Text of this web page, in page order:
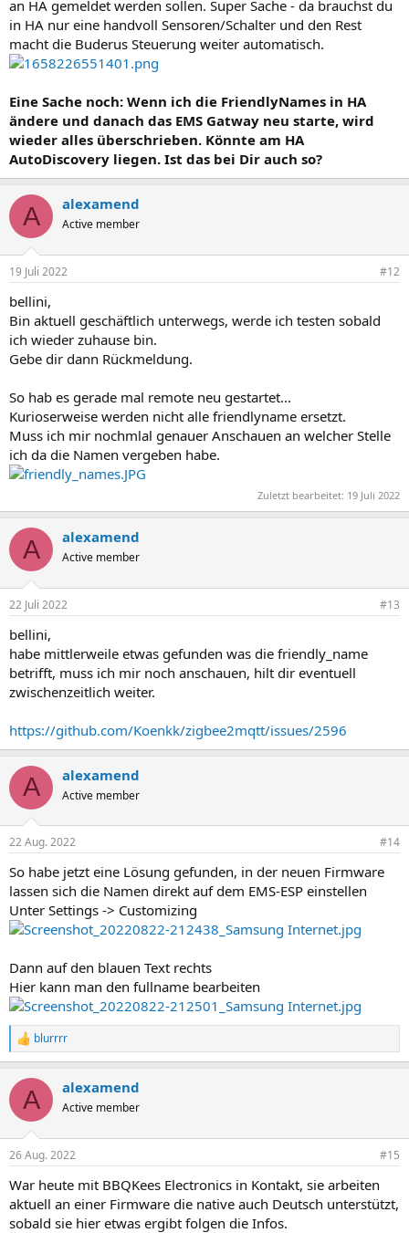
an HA gemeldet werden sollen. Super Sache - da brauchst du
in HA nur eine handvoll Sensoren/Schalter und den Rest
macht die Buderus Steuerung weiter automatisch.
Eine Sache noch: Wenn ich die FriendlyNames in HA
ändere und danach das EMS Gatway neu starte, wird
wieder alles überschrieben. Könnte am HA
AutoDiscovery liegen. Ist das bei Dir auch so?
A alexamend
Active member
19 Juli 2022 #12
bellini,
Bin aktuell geschäftlich unterwegs, werde ich testen sobald
ich wieder zuhause bin.
Gebe dir dann Rückmeldung.
So hab es gerade mal remote neu gestartet...
Kurioserweise werden nicht alle friendlyname ersetzt.
Muss ich mir nochmlal genauer Anschauen an welcher Stelle
ich da die Namen vergeben habe.
Zuletzt bearbeitet: 19 Juli 2022
A alexamend
Active member
22 Juli 2022 #13
bellini,
habe mittlerweile etwas gefunden was die friendly_name
betrifft, muss ich mir noch anschauen, hilt dir eventuell
zwischenzeitlich weiter.
https://github.com/Koenkk/zigbee2mqtt/issues/2596
A alexamend
Active member
22 Aug. 2022 #14
So habe jetzt eine Lösung gefunden, in der neuen Firmware
lassen sich die Namen direkt auf dem EMS-ESP einstellen
Unter Settings -> Customizing
Dann auf den blauen Text rechts
Hier kann man den fullname bearbeiten
R
e
k
i
e
:
blurrrr
A alexamend
Active member
26 Aug. 2022 #15
War heute mit BBQKees Electronics in Kontakt, sie arbeiten
aktuell an einer Firmware die native auch Deutsch unterstützt,
sobald sie hier etwas ergibt folgen die Infos.